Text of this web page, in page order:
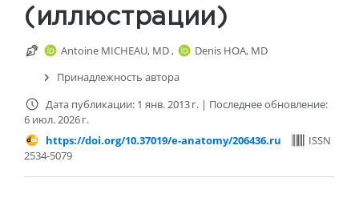
(иллюстрации)
Antoine MICHEAU, MD,
Denis HOA, MD
Принадлежность автора
Дата публикации: 1 янв. 2013 г. | Последнее обновление:
6 июл. 2026 г.
https://doi.org/10.37019/e-anatomy/206436.ru
ISSN
2534-5079